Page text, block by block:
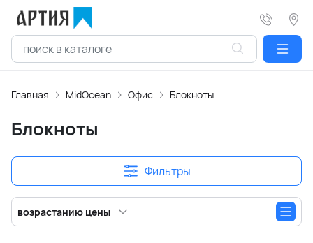
Главная MidOcean Офис Блокноты
Блокноты
Фильтры
возрастанию цены